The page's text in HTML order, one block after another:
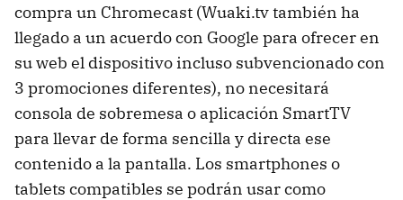
compra un Chromecast (Wuaki.tv también ha
llegado a un acuerdo con Google para ofrecer en
su web el dispositivo incluso subvencionado con
3 promociones diferentes), no necesitará
consola de sobremesa o aplicación SmartTV
para llevar de forma sencilla y directa ese
contenido a la pantalla. Los smartphones o
tablets compatibles se podrán usar como